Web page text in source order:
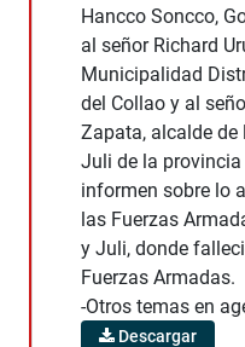
Hancco Soncco,
al señor Richard
Municipalidad
del Collao y al
Zapata, alcalde
Juli de la
informen sobre lo
las Fuerzas
y Juli, donde
Fuerzas Armadas.
-Otros temas en
Descargar